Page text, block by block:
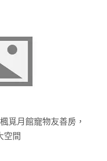
覓月館寵物友善房，
空間